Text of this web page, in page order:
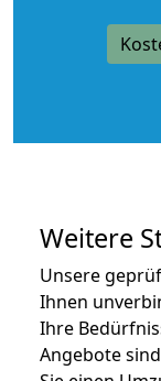
Weitere
Unsere
Ihnen
Ihre
Angebote